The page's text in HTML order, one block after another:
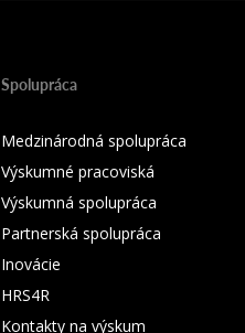
Spolupráca
Medzinárodná spolupráca
Výskumné pracoviská
Výskumná spolupráca
Partnerská spolupráca
Inovácie
HRS4R
Kontakty na výskum